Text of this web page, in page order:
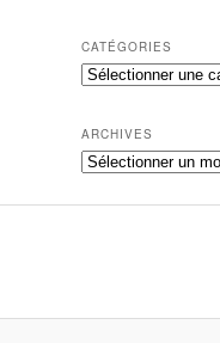
CATÉGORIES
Catégories
ARCHIVES
Archives